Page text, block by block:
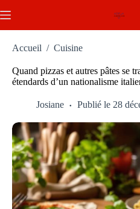
au
Accueil / Cuisine
Quand pizzas et autres pâtes se
étendards d’un nationalisme
Josiane Publié le 28